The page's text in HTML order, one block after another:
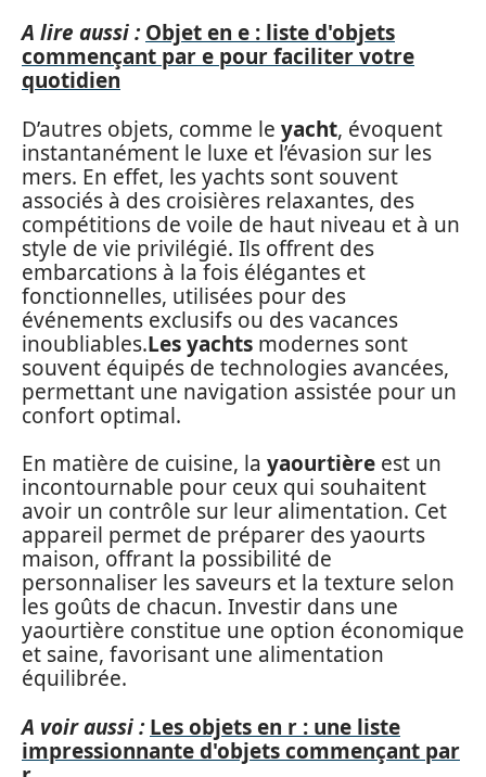
A lire aussi : Objet en e : liste d'objets
commençant par e pour faciliter votre
quotidien
D’autres objets, comme le yacht, évoquent
instantanément le luxe et l’évasion sur les
mers. En effet, les yachts sont souvent
associés à des croisières relaxantes, des
compétitions de voile de haut niveau et à un
style de vie privilégié. Ils offrent des
embarcations à la fois élégantes et
fonctionnelles, utilisées pour des
événements exclusifs ou des vacances
inoubliables.Les yachts modernes sont
souvent équipés de technologies avancées,
permettant une navigation assistée pour un
confort optimal.
En matière de cuisine, la yaourtière est un
incontournable pour ceux qui souhaitent
avoir un contrôle sur leur alimentation. Cet
appareil permet de préparer des yaourts
maison, offrant la possibilité de
personnaliser les saveurs et la texture selon
les goûts de chacun. Investir dans une
yaourtière constitue une option économique
et saine, favorisant une alimentation
équilibrée.
A voir aussi : Les objets en r : une liste
impressionnante d'objets commençant par